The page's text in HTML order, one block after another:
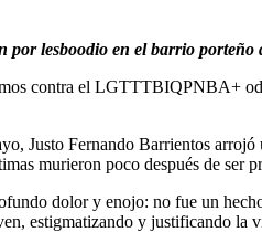
por lesboodio en el barrio porteño
contra el LGTTTBIQPNBA+
Justo Fernando Barrientos
murieron poco después de ser
dolor y enojo: no fue un
estigmatizando y justificando